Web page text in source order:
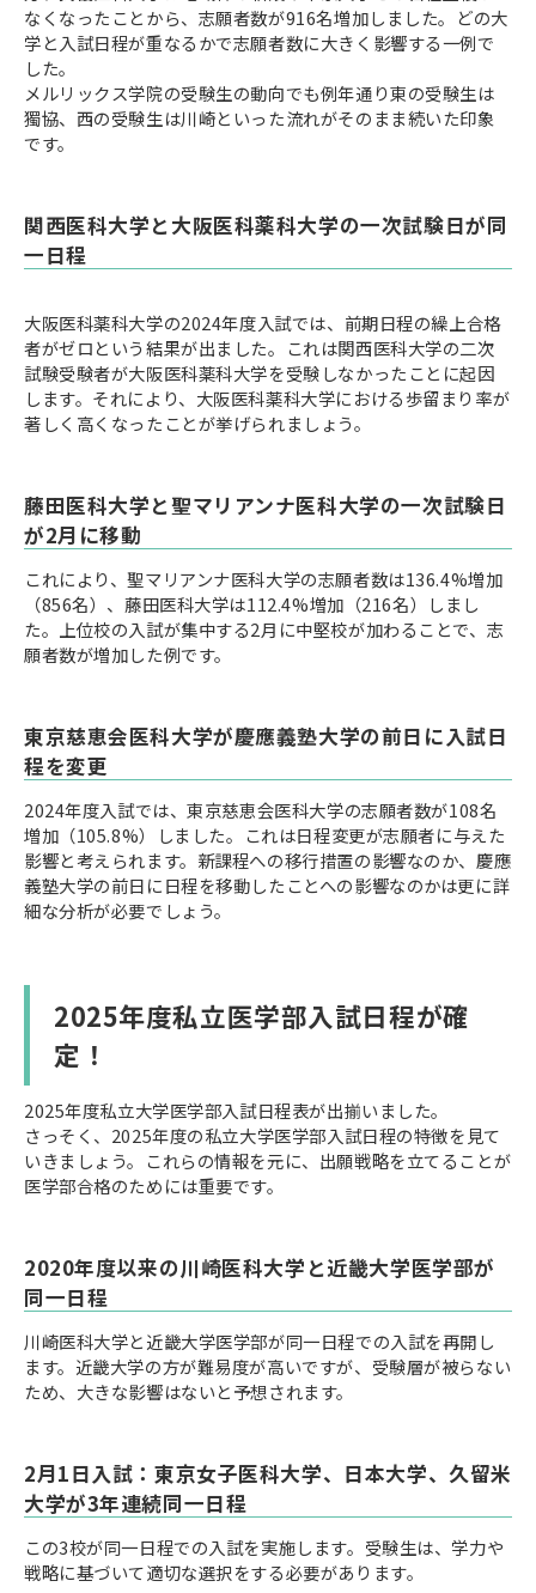
なくなったことから、志願者数が916名増加しました。どの大
学と入試日程が重なるかで志願者数に大きく影響する一例で
した。
メルリックス学院の受験生の動向でも例年通り東の受験生は
獨協、西の受験生は川崎といった流れがそのまま続いた印象
です。
関西医科大学と大阪医科薬科大学の一次試験日が同
一日程
大阪医科薬科大学の2024年度入試では、前期日程の繰上合格
者がゼロという結果が出ました。これは関西医科大学の二次
試験受験者が大阪医科薬科大学を受験しなかったことに起因
します。それにより、大阪医科薬科大学における歩留まり率が
著しく高くなったことが挙げられましょう。
藤田医科大学と聖マリアンナ医科大学の一次試験日
が2月に移動
これにより、聖マリアンナ医科大学の志願者数は136.4%増加
（856名）、藤田医科大学は112.4%増加（216名）しまし
た。上位校の入試が集中する2月に中堅校が加わることで、志
願者数が増加した例です。
東京慈恵会医科大学が慶應義塾大学の前日に入試日
程を変更
2024年度入試では、東京慈恵会医科大学の志願者数が108名
増加（105.8%）しました。これは日程変更が志願者に与えた
影響と考えられます。新課程への移行措置の影響なのか、慶應
義塾大学の前日に日程を移動したことへの影響なのかは更に詳
細な分析が必要でしょう。
2025年度私立医学部入試日程が確
定！
2025年度私立大学医学部入試日程表が出揃いました。
さっそく、2025年度の私立大学医学部入試日程の特徴を見て
いきましょう。これらの情報を元に、出願戦略を立てることが
医学部合格のためには重要です。
2020年度以来の川崎医科大学と近畿大学医学部が
同一日程
川崎医科大学と近畿大学医学部が同一日程での入試を再開し
ます。近畿大学の方が難易度が高いですが、受験層が被らない
ため、大きな影響はないと予想されます。
2月1日入試：東京女子医科大学、日本大学、久留米
大学が3年連続同一日程
この3校が同一日程での入試を実施します。受験生は、学力や
戦略に基づいて適切な選択をする必要があります。